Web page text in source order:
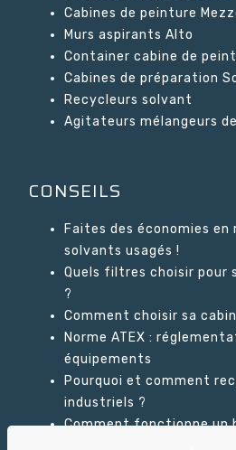
Cabines de peinture
Murs aspirants Alto
Container cabine de
Cabines de préparation
Recycleurs solvant
Agitateurs mélangeurs
CONSEILS
Faites des économies
solvants usagés !
Quels filtres choisir pour
?
Comment choisir sa
Norme ATEX :
équipements
Pourquoi et comment
industriels ?
Comment fonctionne un